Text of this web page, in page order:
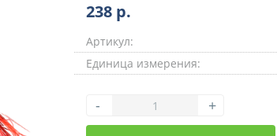
238 р.
Артикул:
Единица измерения:
- +